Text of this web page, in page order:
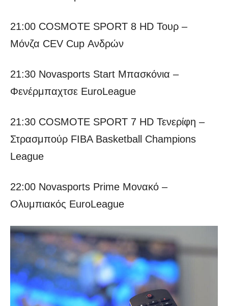
21:00 COSMOTE SPORT 8 HD Τουρ –
Μόνζα CEV Cup Ανδρών
21:30 Novasports Start Μπασκόνια –
Φενέρμπαχτσε EuroLeague
21:30 COSMOTE SPORT 7 HD Τενερίφη –
Στρασμπούρ FIBA Basketball Champions
League
22:00 Novasports Prime Μονακό –
Ολυμπιακός EuroLeague